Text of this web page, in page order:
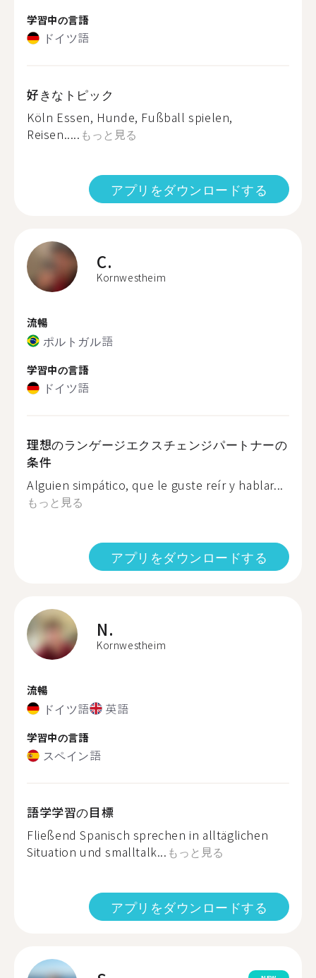
学習中の言語
ドイツ語
好きなトピック
Köln Essen, Hunde, Fußball spielen,
Reisen..... もっと見る
アプリをダウンロードする
C.
Kornwestheim
流暢
ポルトガル語
学習中の言語
ドイツ語
理想のランゲージエクスチェンジパートナーの
条件
Alguien simpático, que le guste reír y hablar...
もっと見る
アプリをダウンロードする
N.
Kornwestheim
流暢
ドイツ語 英語
学習中の言語
スペイン語
語学学習の目標
Fließend Spanisch sprechen in alltäglichen
Situation und smalltalk... もっと見る
アプリをダウンロードする